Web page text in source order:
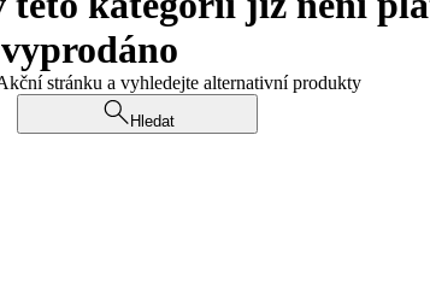
stránku a vyhledejte alternativní produkty
Hledat